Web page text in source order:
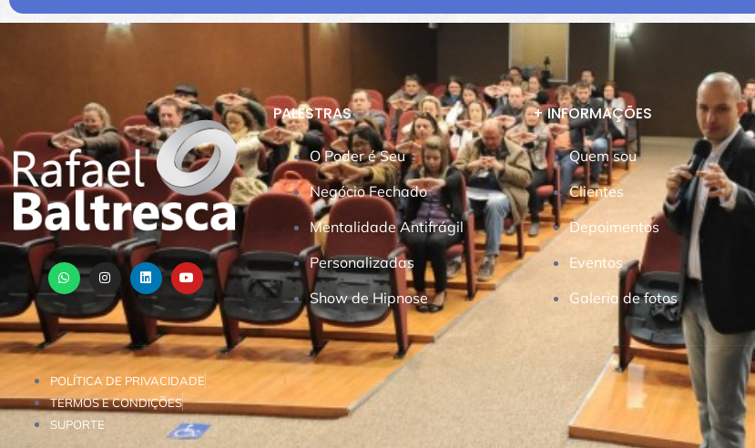
PALESTRAS
O Poder é Seu
Negócio Fechado
Mentalidade Antifrágil
Personalizadas
Show de Hipnose
+ INFORMAÇÕES
Quem sou
Clientes
Depoimentos
Eventos
Galeria de fotos
POLÍTICA DE PRIVACIDADE
TERMOS E CONDIÇÕES
SUPORTE